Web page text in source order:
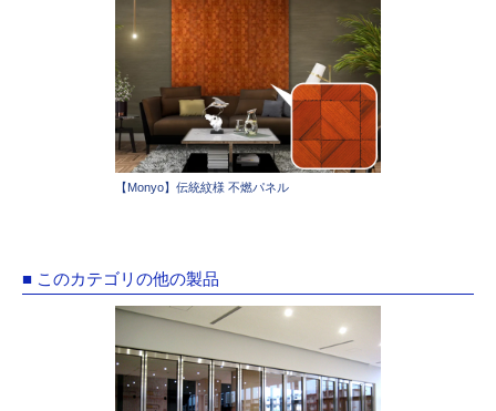
【Monyo】伝統紋様 不燃パネル
■ このカテゴリの他の製品